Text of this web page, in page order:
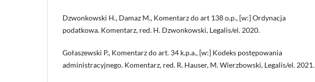
Dzwonkowski H., Damaz M., Komentarz do art 138 o.p., [w:] Ordynacja
podatkowa. Komentarz, red. H. Dzwonkowski, Legalis/el. 2020.
Gołaszewski P., Komentarz do art. 34 k.p.a., [w:] Kodeks postępowania
administracyjnego. Komentarz, red. R. Hauser, M. Wierzbowski, Legalis/el. 2021.